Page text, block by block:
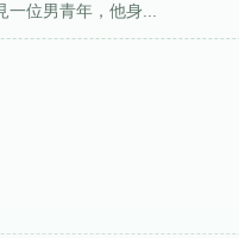
一位男青年，他身...